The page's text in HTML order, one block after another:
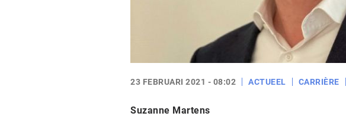
23 FEBRUARI 2021 - 08:02 ACTUEEL CARRIÈRE
Suzanne Martens